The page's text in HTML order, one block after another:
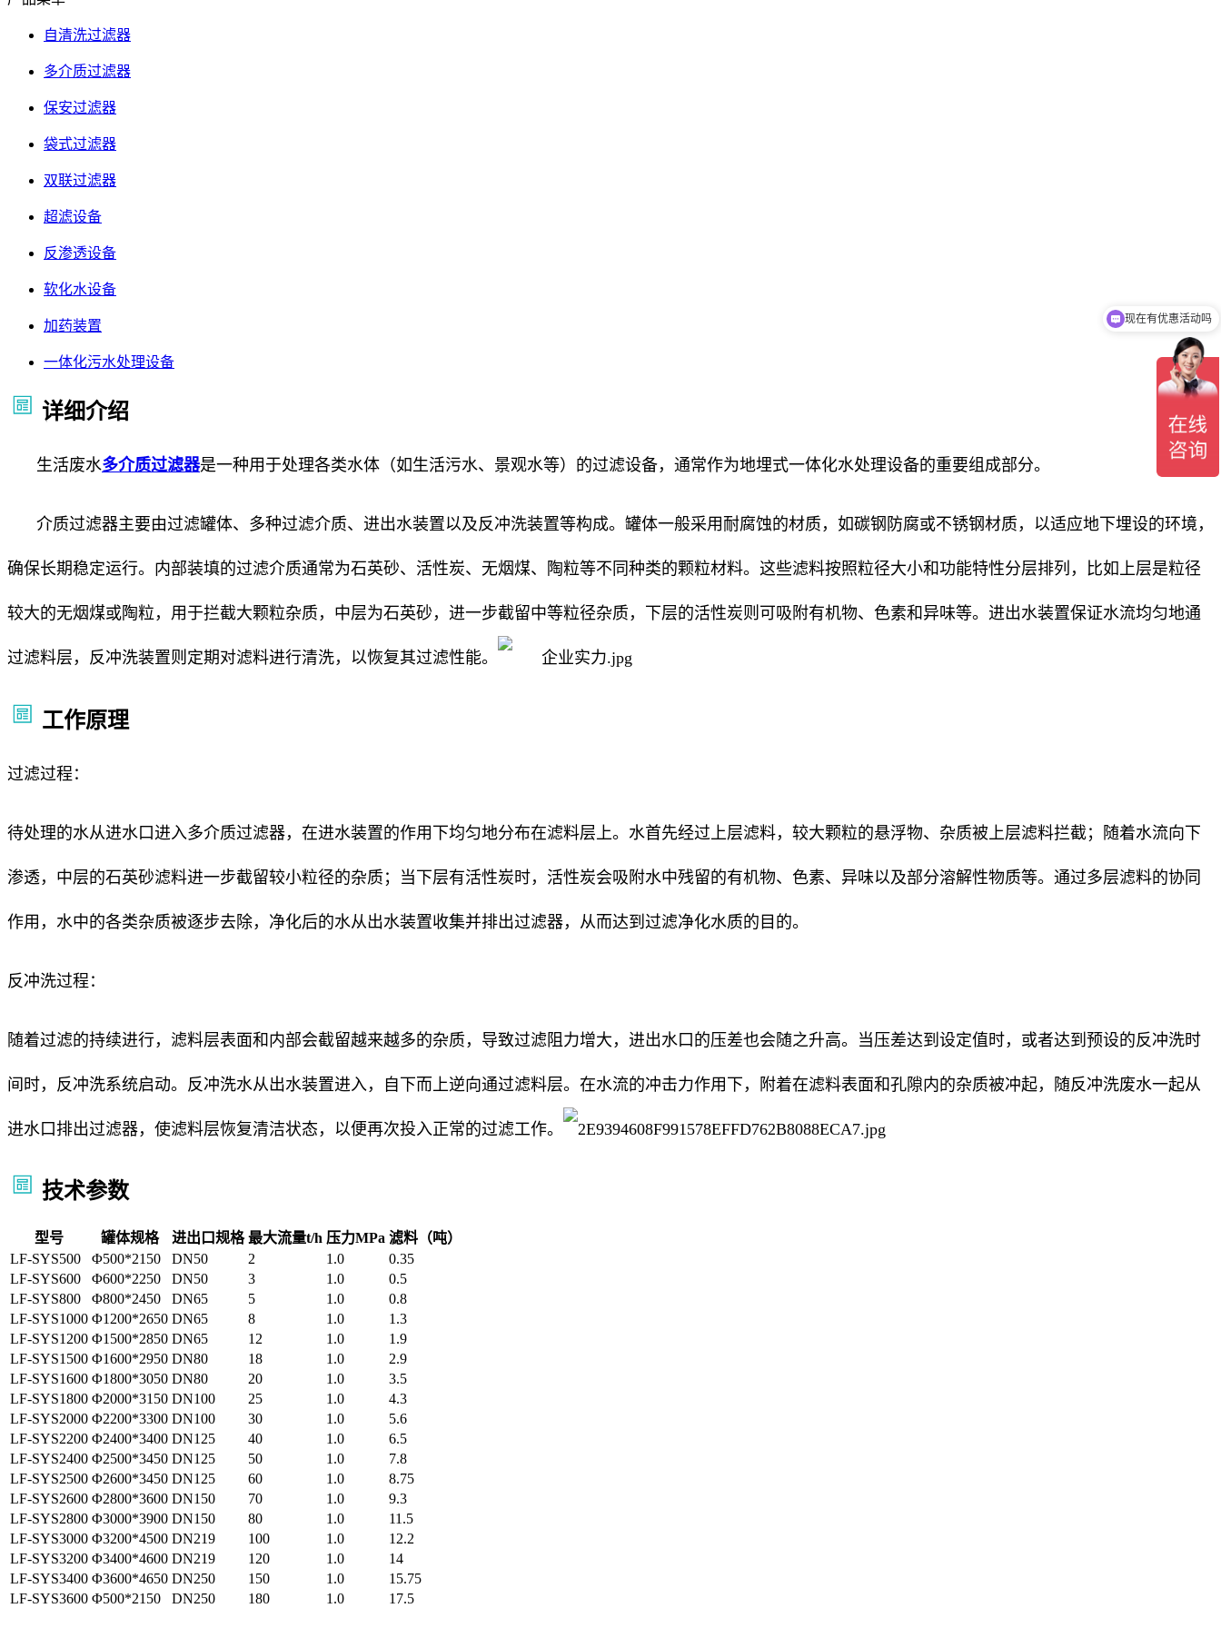
自清洗过滤器
多介质过滤器
保安过滤器
袋式过滤器
双联过滤器
超滤设备
反渗透设备
软化水设备
加药装置
一体化污水处理设备
详细介绍
生活废水多介质过滤器是一种用于处理各类水体（如生活污水、景观水等）的过滤设备，通常作为地埋式一体化水处理设备的重要组成部分。
介质过滤器主要由过滤罐体、多种过滤介质、进出水装置以及反冲洗装置等构成。罐体一般采用耐腐蚀的材质，如碳钢防腐或不锈钢材质，以适应地下埋设的环境，
确保长期稳定运行。内部装填的过滤介质通常为石英砂、活性炭、无烟煤、陶粒等不同种类的颗粒材料。这些滤料按照粒径大小和功能特性分层排列，比如上层是粒径
较大的无烟煤或陶粒，用于拦截大颗粒杂质，中层为石英砂，进一步截留中等粒径杂质，下层的活性炭则可吸附有机物、色素和异味等。进出水装置保证水流均匀地通
过滤料层，反冲洗装置则定期对滤料进行清洗，以恢复其过滤性能。
工作原理
过滤过程：
待处理的水从进水口进入多介质过滤器，在进水装置的作用下均匀地分布在滤料层上。水首先经过上层滤料，较大颗粒的悬浮物、杂质被上层滤料拦截；随着水流向下
渗透，中层的石英砂滤料进一步截留较小粒径的杂质；当下层有活性炭时，活性炭会吸附水中残留的有机物、色素、异味以及部分溶解性物质等。通过多层滤料的协同
作用，水中的各类杂质被逐步去除，净化后的水从出水装置收集并排出过滤器，从而达到过滤净化水质的目的。
反冲洗过程：
随着过滤的持续进行，滤料层表面和内部会截留越来越多的杂质，导致过滤阻力增大，进出水口的压差也会随之升高。当压差达到设定值时，或者达到预设的反冲洗时
间时，反冲洗系统启动。反冲洗水从出水装置进入，自下而上逆向通过滤料层。在水流的冲击力作用下，附着在滤料表面和孔隙内的杂质被冲起，随反冲洗废水一起从
进水口排出过滤器，使滤料层恢复清洁状态，以便再次投入正常的过滤工作。
技术参数
型号 罐体规格 进出口规格 最大流量t/h 压力MPa 滤料（吨）
LF-SYS500
Φ500*2150 DN50 2 1.0
0.35
LF-SYS600
Φ600*2250 DN50 3 1.0
0.5
LF-SYS800
Φ800*2450 DN65 5 1.0
0.8
LF-SYS1000 Φ1200*2650 DN65 8 1.0
1.3
LF-SYS1200 Φ1500*2850 DN65 12 1.0
1.9
LF-SYS1500 Φ1600*2950 DN80 18 1.0
2.9
LF-SYS1600 Φ1800*3050 DN80 20 1.0
3.5
LF-SYS1800 Φ2000*3150 DN100 25 1.0
4.3
LF-SYS2000 Φ2200*3300 DN100 30 1.0
5.6
LF-SYS2200 Φ2400*3400 DN125 40 1.0
6.5
LF-SYS2400 Φ2500*3450 DN125 50 1.0
7.8
LF-SYS2500 Φ2600*3450 DN125 60 1.0
8.75
LF-SYS2600 Φ2800*3600 DN150 70 1.0
9.3
LF-SYS2800 Φ3000*3900 DN150 80 1.0
11.5
LF-SYS3000 Φ3200*4500 DN219 100 1.0
12.2
LF-SYS3200 Φ3400*4600 DN219 120 1.0
14
LF-SYS3400 Φ3600*4650 DN250 150 1.0
15.75
LF-SYS3600 Φ500*2150 DN250 180 1.0 17.5
现在有优惠活动吗